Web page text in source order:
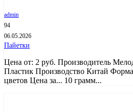
admin
94
06.05.2026
Пайетки
Цена от: 2 руб. Производитель
Пластик Производство Китай
цветов Цена за... 10 грамм...